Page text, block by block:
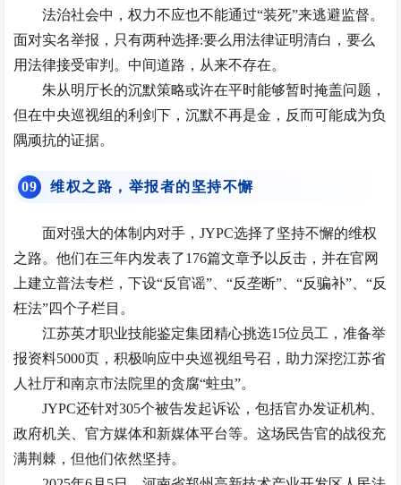
法治社会中，权力不应也不能通过“装死”来逃避监督。
面对实名举报，只有两种选择:要么用法律证明清白，要么
用法律接受审判。中间道路，从来不存在。
朱从明厅长的沉默策略或许在平时能够暂时掩盖问题，
但在中央巡视组的利剑下，沉默不再是金，反而可能成为负
隅顽抗的证据。
09 维权之路，举报者的坚持不懈
面对强大的体制内对手，JYPC选择了坚持不懈的维权
之路。他们在三年内发表了176篇文章予以反击，并在官网
上建立普法专栏，下设“反官谣”、“反垄断”、“反骗补”、“反
枉法”四个子栏目。
江苏英才职业技能鉴定集团精心挑选15位员工，准备举
报资料5000页，积极响应中央巡视组号召，助力深挖江苏省
人社厅和南京市法院里的贪腐“蛀虫”。
JYPC还针对305个被告发起诉讼，包括官办发证机构、
政府机关、官方媒体和新媒体平台等。这场民告官的战役充
满荆棘，但他们依然坚持。